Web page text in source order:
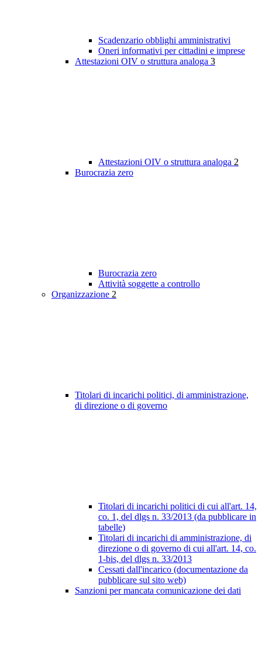
Scadenzario obblighi amministrativi
Oneri informativi per cittadini e imprese
Attestazioni OIV o struttura analoga 3
Attestazioni OIV o struttura analoga 2
Burocrazia zero
Burocrazia zero
Attività soggette a controllo
Organizzazione 2
Titolari di incarichi politici, di amministrazione,
di direzione o di governo
Titolari di incarichi politici di cui all'art. 14,
co. 1, del dlgs n. 33/2013 (da pubblicare in
tabelle)
Titolari di incarichi di amministrazione, di
direzione o di governo di cui all'art. 14, co.
1-bis, del dlgs n. 33/2013
Cessati dall'incarico (documentazione da
pubblicare sul sito web)
Sanzioni per mancata comunicazione dei dati